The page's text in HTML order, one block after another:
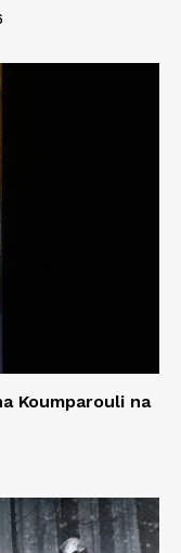
Koumparouli na